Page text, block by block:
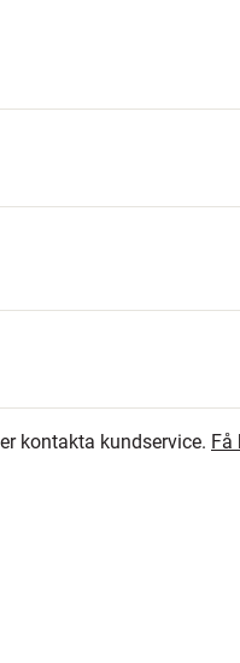
clic 230, clic 111, clic
kontakta kundservice. Få